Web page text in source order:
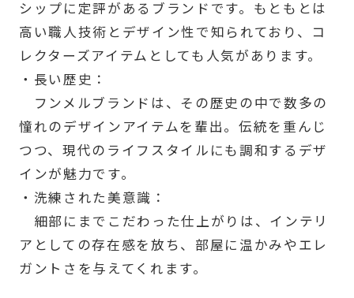
シップに定評があるブランドです。もともとは
高い職人技術とデザイン性で知られており、コ
レクターズアイテムとしても人気があります。
・長い歴史：
フンメルブランドは、その歴史の中で数多の
憧れのデザインアイテムを輩出。伝統を重んじ
つつ、現代のライフスタイルにも調和するデザ
インが魅力です。
・洗練された美意識：
細部にまでこだわった仕上がりは、インテリ
アとしての存在感を放ち、部屋に温かみやエレ
ガントさを与えてくれます。